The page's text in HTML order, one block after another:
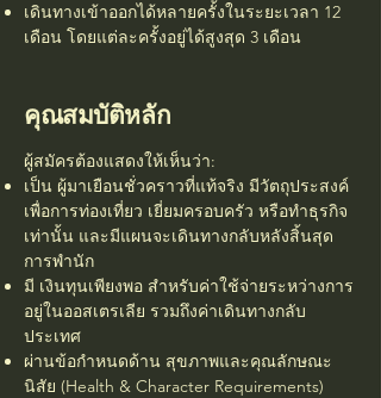
เดินทางเข้าออกได้หลายครั้งในระยะเวลา 12
เดือน โดยแต่ละครั้งอยู่ได้สูงสุด 3 เดือน
คุณสมบัติหลัก
ผู้สมัครต้องแสดงให้เห็นว่า:
เป็น ผู้มาเยือนชั่วคราวที่แท้จริง มีวัตถุประสงค์
เพื่อการท่องเที่ยว เยี่ยมครอบครัว หรือทำธุรกิจ
เท่านั้น และมีแผนจะเดินทางกลับหลังสิ้นสุด
การพำนัก
มี เงินทุนเพียงพอ สำหรับค่าใช้จ่ายระหว่างการ
อยู่ในออสเตรเลีย รวมถึงค่าเดินทางกลับ
ประเทศ
ผ่านข้อกำหนดด้าน สุขภาพและคุณลักษณะ
นิสัย (Health & Character Requirements)